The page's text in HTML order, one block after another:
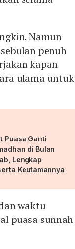
Namun
penuh
kapan
ulama untuk
Puasa Ganti
di Bulan
Lengkap
Keutamannya
waktu
puasa sunnah